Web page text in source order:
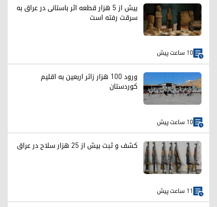
بیش از ۵ هزار قطعه اثر باستانی در عراق به
سرقت رفته است
10 ساعت پیش
ورود ۱۰۰ هزار زائر اربعین به اقلیم
کوردستان
10 ساعت پیش
کشف و ثبت بیش از ۲۵ هزار سلاح در عراق
11 ساعت پیش